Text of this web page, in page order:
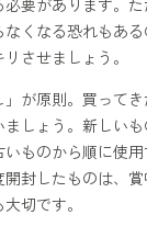
くなる恐れもあ
させましょう。
が原則。買って
しょう。新しい
ものから順に使
封したものは、
切です。